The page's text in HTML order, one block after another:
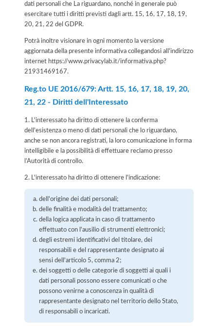
dati personali che La riguardano, nonché in generale può
esercitare tutti i diritti previsti dagli artt. 15, 16, 17, 18, 19,
20, 21, 22 del GDPR.
Potrà inoltre visionare in ogni momento la versione
aggiornata della presente informativa collegandosi all'indirizzo
internet https://www.privacylab.it/informativa.php?
21931469167.
Reg.to UE 2016/679: Artt. 15, 16, 17, 18, 19, 20,
21, 22 - Diritti dell'Interessato
1. L'interessato ha diritto di ottenere la conferma
dell'esistenza o meno di dati personali che lo riguardano,
anche se non ancora registrati, la loro comunicazione in forma
intelligibile e la possibilità di effettuare reclamo presso
l’Autorità di controllo.
2. L'interessato ha diritto di ottenere l'indicazione:
dell'origine dei dati personali;
delle finalità e modalità del trattamento;
della logica applicata in caso di trattamento
effettuato con l'ausilio di strumenti elettronici;
degli estremi identificativi del titolare, dei
responsabili e del rappresentante designato ai
sensi dell'articolo 5, comma 2;
dei soggetti o delle categorie di soggetti ai quali i
dati personali possono essere comunicati o che
possono venirne a conoscenza in qualità di
rappresentante designato nel territorio dello Stato,
di responsabili o incaricati.